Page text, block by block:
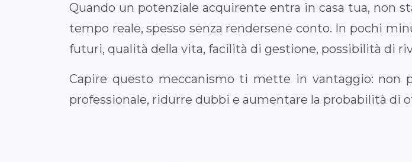
Quando un potenziale acquirente entra in casa tua, non
tempo reale, spesso senza rendersene conto. In pochi
futuri, qualità della vita, facilità di gestione, possibilità di
Capire questo meccanismo ti mette in vantaggio: non
professionale, ridurre dubbi e aumentare la probabilità di